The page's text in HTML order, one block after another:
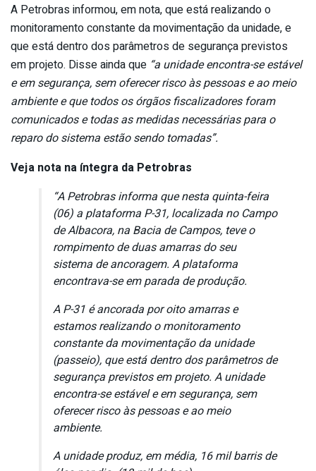
A Petrobras informou, em nota, que está realizando o
monitoramento constante da movimentação da unidade, e
que está dentro dos parâmetros de segurança previstos
em projeto. Disse ainda que “a unidade encontra-se estável
e em segurança, sem oferecer risco às pessoas e ao meio
ambiente e que todos os órgãos fiscalizadores foram
comunicados e todas as medidas necessárias para o
reparo do sistema estão sendo tomadas”.
Veja nota na íntegra da Petrobras
“A Petrobras informa que nesta quinta-feira
(06) a plataforma P-31, localizada no Campo
de Albacora, na Bacia de Campos, teve o
rompimento de duas amarras do seu
sistema de ancoragem. A plataforma
encontrava-se em parada de produção.
A P-31 é ancorada por oito amarras e
estamos realizando o monitoramento
constante da movimentação da unidade
(passeio), que está dentro dos parâmetros de
segurança previstos em projeto. A unidade
encontra-se estável e em segurança, sem
oferecer risco às pessoas e ao meio
ambiente.
A unidade produz, em média, 16 mil barris de